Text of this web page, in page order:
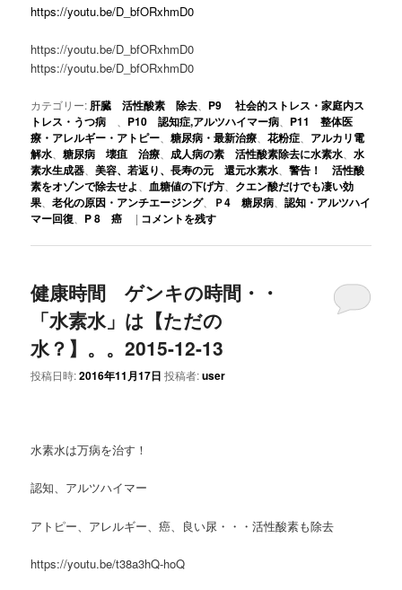
https://youtu.be/D_bfORxhmD0
https://youtu.be/D_bfORxhmD0
https://youtu.be/D_bfORxhmD0
カテゴリー: 肝臓 活性酸素 除去
P9 社会的ストレス・家庭内ス
トレス・うつ病
P10 認知症,アルツハイマー病
P11 整体医
療・アレルギー・アトピー 、糖尿病・最新治療 、花粉症
アルカリ電
解水 、糖尿病 壊疽 治療 成人病の素 活性酸素除去に水素水 、水
素水生成器 、美容、若返り、長寿の元 還元水素水 、警告！ 活性酸
素をオゾンで除去せよ
血糖値の下げ方
クエン酸だけでも凄い効
果 、老化の原因・アンチエージング、 Ｐ4 糖尿病 、認知・アルツハイ
マー回復
P 8 癌 | コメントを残す
健康時間 ゲンキの時間・・
「水素水」は【ただの
水？】。。2015-12-13
投稿日時:2016年11月17日 投稿者:user
水素水は万病を治す！
認知、アルツハイマー
アトピー、アレルギー、癌、良い尿・・・活性酸素も除去
https://youtu.be/t38a3hQ-hoQ